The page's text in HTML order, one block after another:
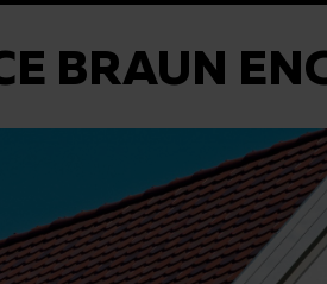
BRAUN